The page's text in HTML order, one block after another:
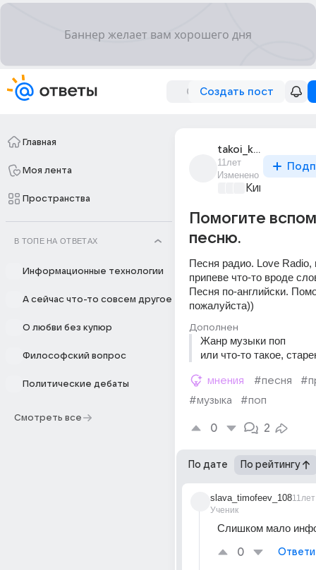
Создать пост
Главная
Моя лента
Пространства
В ТОПЕ НА ОТВЕТАХ
Информационные технологии
А сейчас что-то совсем другое
О любви без купюр
Философский вопрос
Политические дебаты
Смотреть все
takoi_krutoi_1
11лет
Изменено
Киномания
Помогите
песню.
Песня радио. Love Radio,
припеве что-то вроде
Песня по-английски.
пожалуйста))
Дополнен
Жанр музыки поп
или что-то такое,
мнения #песня
#музыка
#поп
0 2
По дате По рейтингу
slava_timofeev_108
Ученик
11лет
Слишком мало
0